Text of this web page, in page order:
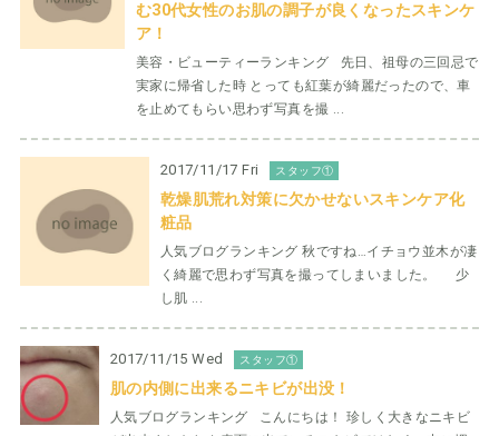
む30代女性のお肌の調子が良くなったスキンケ
ア！
美容・ビューティーランキング 先日、祖母の三回忌で
実家に帰省した時 とっても紅葉が綺麗だったので、車
を止めてもらい思わず写真を撮 ...
2017/11/17 Fri スタッフ①
乾燥肌荒れ対策に欠かせないスキンケア化
粧品
人気ブログランキング 秋ですね…イチョウ並木が凄
く綺麗で思わず写真を撮ってしまいました。 少
し肌 ...
2017/11/15 Wed スタッフ①
肌の内側に出来るニキビが出没！
人気ブログランキング こんにちは！ 珍しく大きなニキビ